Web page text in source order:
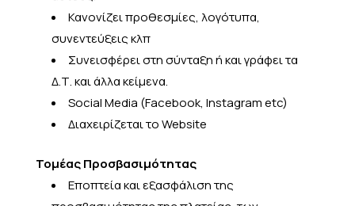
Κανονίζει προθεσμίες, λογότυπα,
συνεντεύξεις κλπ
Συνεισφέρει στη σύνταξη ή και γράφει τα
Δ.Τ. και άλλα κείμενα.
Social Media (Facebook, Instagram etc)
Διαχειρίζεται το Website
Τομέας Προσβασιμότητας
Εποπτεία και εξασφάλιση της